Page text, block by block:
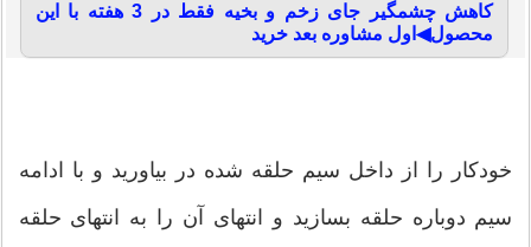
کاهش چشمگیر جای زخم و بخیه فقط در 3 هفته با این
محصول◀اول مشاوره بعد خرید
خودکار را از داخل سیم حلقه شده در بیاورید و با ادامه
سیم دوباره حلقه بسازید و انتهای آن را به انتهای حلقه